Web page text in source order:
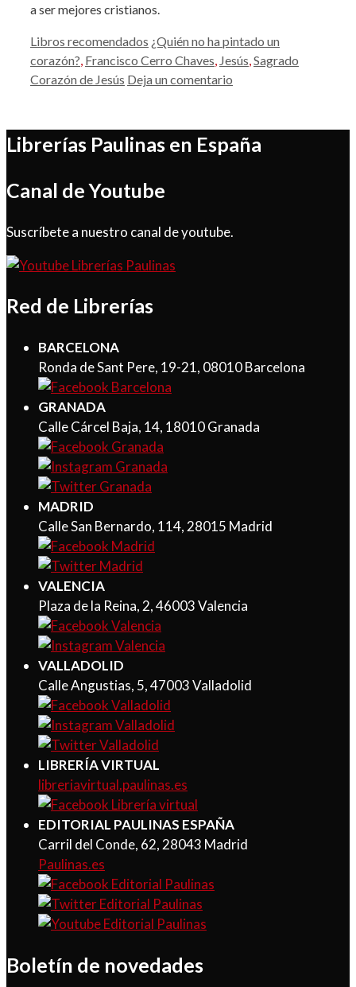
a ser mejores cristianos.
Categorías
Libros recomendados Etiquetas
¿Quién no ha pintado un
corazón?, Francisco Cerro Chaves, Jesús,Sagrado
Corazón de Jesús Deja un comentario
Librerías Paulinas en España
Canal de Youtube
Suscríbete a nuestro canal de youtube.
Red de Librerías
BARCELONA
Ronda de Sant Pere, 19-21, 08010 Barcelona
GRANADA
Calle Cárcel Baja, 14, 18010 Granada
MADRID
Calle San Bernardo, 114, 28015 Madrid
VALENCIA
Plaza de la Reina, 2, 46003 Valencia
VALLADOLID
Calle Angustias, 5, 47003 Valladolid
LIBRERÍA VIRTUAL
libreriavirtual.paulinas.es
EDITORIAL PAULINAS ESPAÑA
Carril del Conde, 62, 28043 Madrid
Paulinas.es
Boletín de novedades